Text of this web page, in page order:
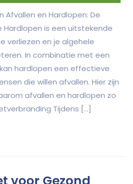
Afvallen en Hardlopen: De
is een uitstekende
verliezen en je algehele
In combinatie met een
hardlopen een effectieve
die willen afvallen. Hier zijn
afvallen en hardlopen zo
Tijdens […]